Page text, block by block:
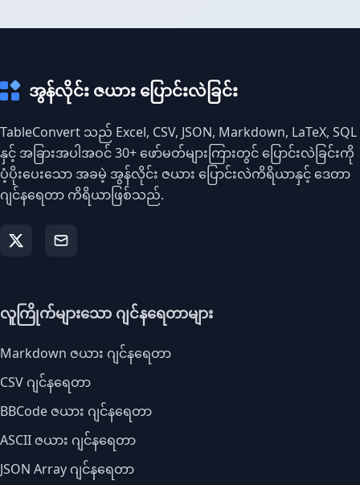
အွန်လိုင်း ဇယား ပြောင်းလဲခြင်း
TableConvert သည် Excel, CSV, JSON, Markdown, LaTeX, SQL
နှင့် အခြားအပါအဝင် 30+ ဖော်မတ်များကြားတွင် ပြောင်းလဲခြင်းကို
ပံ့ပိုးပေးသော အခမဲ့ အွန်လိုင်း ဇယား ပြောင်းလဲကိရိယာနှင့် ဒေတာ
ဂျင်နရေတာ ကိရိယာဖြစ်သည်.
လူကြိုက်များသော ဂျင်နရေတာများ
Markdown ဇယား ဂျင်နရေတာ
CSV ဂျင်နရေတာ
BBCode ဇယား ဂျင်နရေတာ
ASCII ဇယား ဂျင်နရေတာ
JSON Array ဂျင်နရေတာ